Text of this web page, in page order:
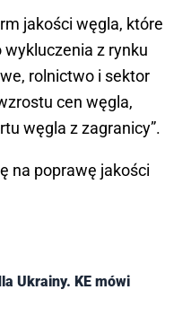
jakości węgla, które
z rynku
rolnictwo i sektor
cen węgla,
węgla z zagranicy”.
na poprawę jakości
Ukrainy. KE mówi